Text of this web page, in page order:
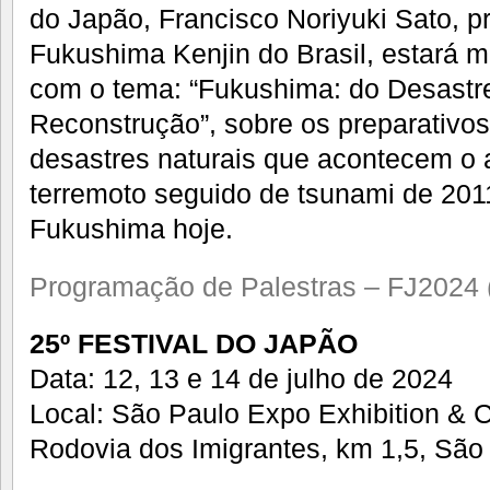
do Japão, Francisco Noriyuki Sato,
Fukushima Kenjin do Brasil, estará
com o tema: “Fukushima: do
Reconstrução”, sobre os
desastres naturais que acontecem o
terremoto seguido de tsunami de
Fukushima hoje.
Programação de Palestras – FJ2024
25º FESTIVAL DO JAPÃO
Data: 12, 13 e 14 de julho de 2024
Local: São Paulo Expo Exhibition &
Rodovia dos Imigrantes, km 1,5,